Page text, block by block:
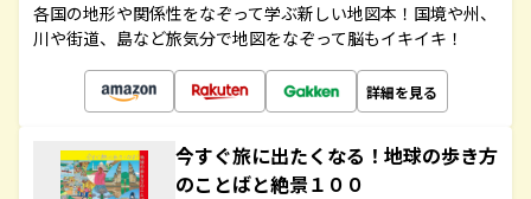
各国の地形や関係性をなぞって学ぶ新しい地図本！国境や州、
川や街道、島など旅気分で地図をなぞって脳もイキイキ！
詳細を見る
今すぐ旅に出たくなる！地球の歩き方
のことばと絶景１００